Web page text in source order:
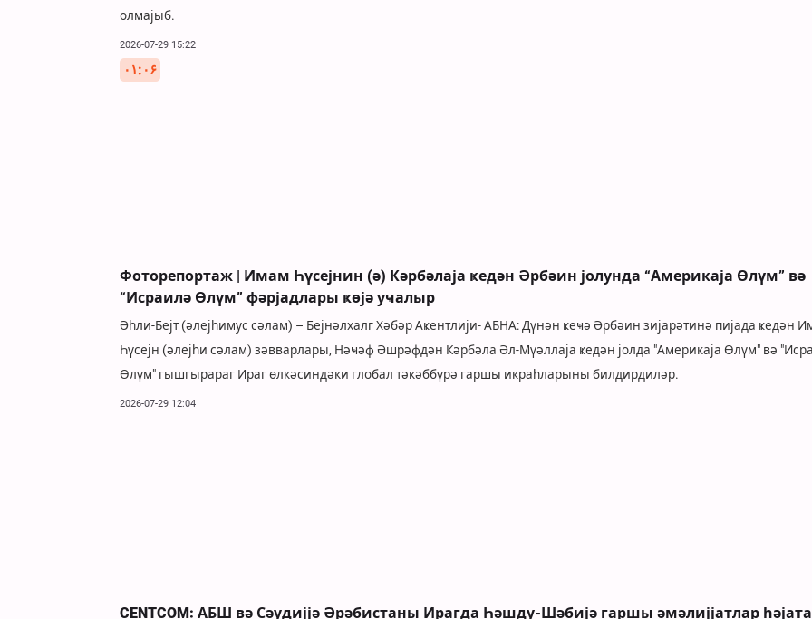
олмајыб.
2026-07-29 15:22
۰۱:۰۶
Фоторепортаж | Имам Һүсејнин (ә) Кәрбәлаја ҝедән Әрбәин јолунда “Америкаја Өлүм” вә
“Исраилә Өлүм” фәрјадлары ҝөјә уҹалыр
Әһли-Бејт (әлејһимус сәлам) – Бејнәлхалг Хәбәр Аҝентлији- АБНА: Дүнән ҝеҹә Әрбәин зијарәтинә пијада ҝедән
Һүсејн (әлејһи сәлам) зәвварлары, Нәҹәф Әшрәфдән Кәрбәла Әл-Мүәллаја ҝедән јолда "Америкаја Өлүм" вә
Өлүм" гышгырараг Ираг өлкәсиндәки глобал тәкәббүрә гаршы икраһларыны билдирдиләр.
2026-07-29 12:04
CENTCOM: АБШ вә Сәудијјә Әрәбистаны Ирагда Һәшду-Шәбијә гаршы әмәлијјатлар һәјата